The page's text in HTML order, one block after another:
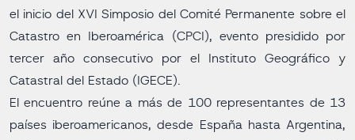
el inicio del XVI Simposio del Comité Permanente sobre el
Catastro en Iberoamérica (CPCI), evento presidido por
tercer año consecutivo por el Instituto Geográfico y
Catastral del Estado (IGECE).
El encuentro reúne a más de 100 representantes de 13
países iberoamericanos, desde España hasta Argentina,